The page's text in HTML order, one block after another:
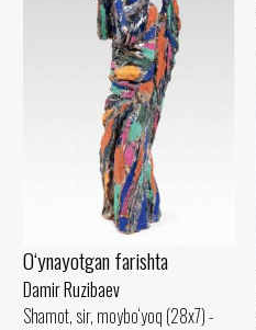
O‘ynayotgan farishta
Damir Ruzibaev
Shamot, sir, moybo‘yoq (28x7) -